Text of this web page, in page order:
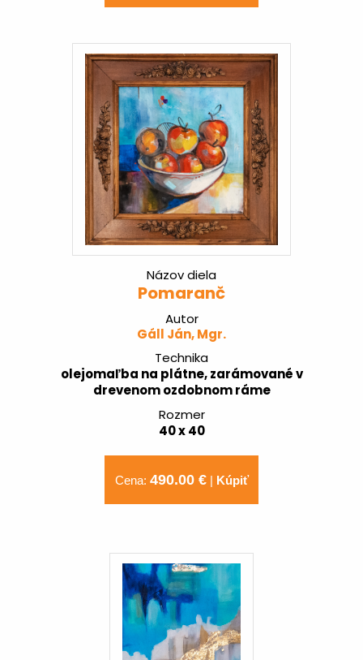
Názov diela
Pomaranč
Autor
Gáll Ján, Mgr.
Technika
olejomaľba na plátne, zarámované v
drevenom ozdobnom ráme
Rozmer
40 x 40
Cena: 490.00 €| Kúpiť